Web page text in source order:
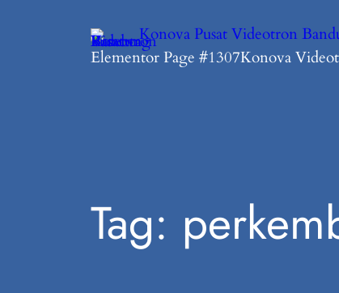
Konova Pusat Videotron
Elementor Page #1307Konova
Tag: